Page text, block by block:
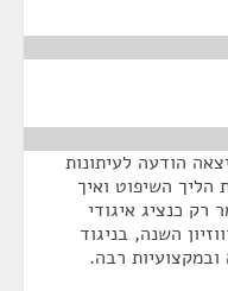
הודעה לעיתונות
הליך השיפוט ואיך
רק כנציג איגודי
השנה, בניגוד
רבה.